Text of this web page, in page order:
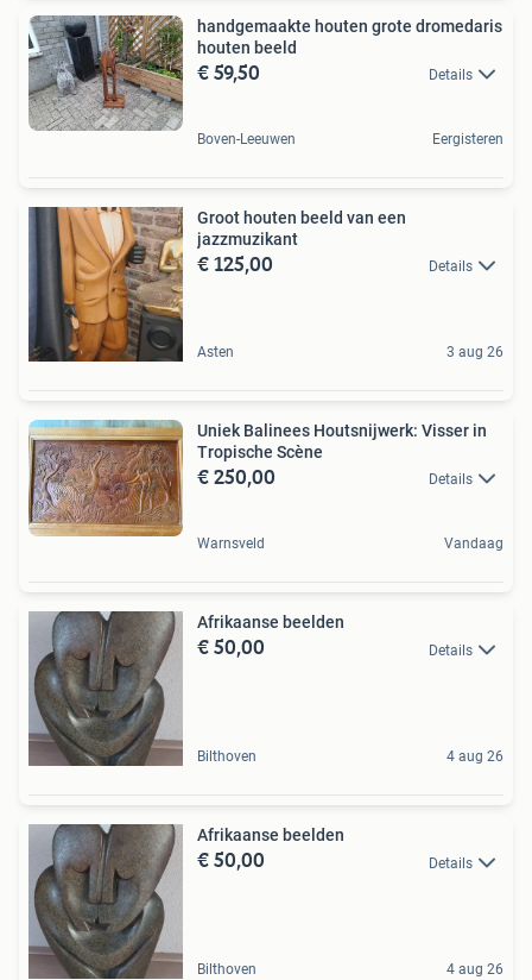
handgemaakte houten grote dromedaris
houten beeld
€ 59,50 Details
Boven-Leeuwen Eergisteren
Groot houten beeld van een
jazzmuzikant
€ 125,00 Details
Asten 3 aug 26
Uniek Balinees Houtsnijwerk: Visser in
Tropische Scène
€ 250,00 Details
Warnsveld Vandaag
Afrikaanse beelden
€ 50,00 Details
Bilthoven 4 aug 26
Afrikaanse beelden
€ 50,00 Details
Bilthoven 4 aug 26